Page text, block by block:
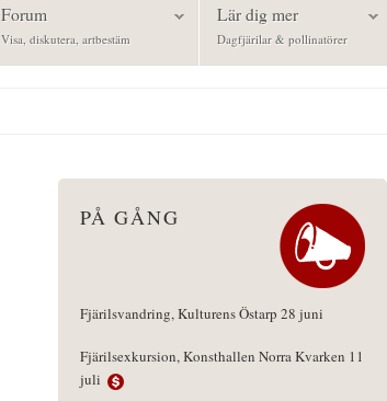
Forum
Visa, diskutera, artbestäm
Lär dig mer
Dagfjärilar & pollinatörer
PÅ GÅNG
Fjärilsvandring, Kulturens Östarp 28 juni
Fjärilsexkursion, Konsthallen Norra Kvarken 11
juli